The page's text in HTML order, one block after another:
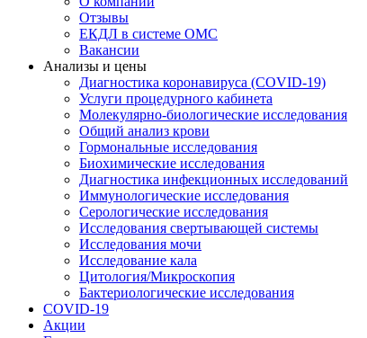
Отзывы
ЕКДЛ в системе ОМС
Вакансии
Анализы и цены
Диагностика коронавируса (COVID-19)
Услуги процедурного кабинета
Молекулярно-биологические исследования
Общий анализ крови
Гормональные исследования
Биохимические исследования
Диагностика инфекционных исследований
Иммунологические исследования
Серологические исследования
Исследования свертывающей системы
Исследования мочи
Исследование кала
Цитология/Микроскопия
Бактериологические исследования
COVID-19
Акции